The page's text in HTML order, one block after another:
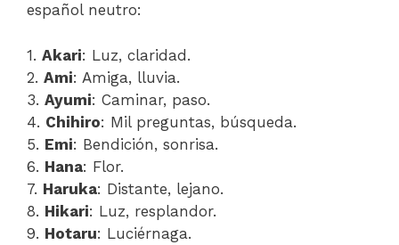
español neutro:
1. Akari: Luz, claridad.
2. Ami: Amiga, lluvia.
3. Ayumi: Caminar, paso.
4. Chihiro: Mil preguntas, búsqueda.
5. Emi: Bendición, sonrisa.
6. Hana: Flor.
7. Haruka: Distante, lejano.
8. Hikari: Luz, resplandor.
9. Hotaru: Luciérnaga.